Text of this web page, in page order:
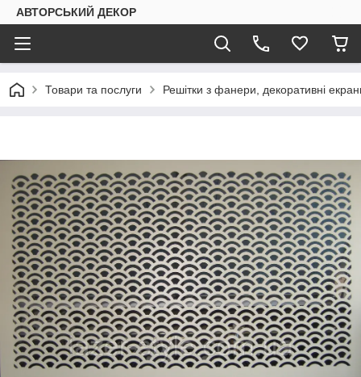
АВТОРСЬКИЙ ДЕКОР
Товари та послуги Решітки з фанери, декоративні